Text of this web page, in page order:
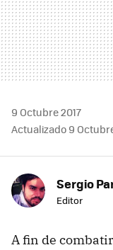
9 Octubre 2017
Actualizado 9
Sergio
Editor
A fin de